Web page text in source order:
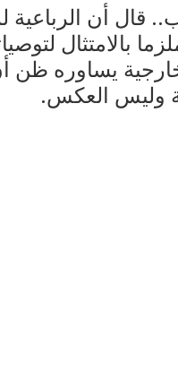
أن الرباعية
يساوره ظن
وليس العكس.